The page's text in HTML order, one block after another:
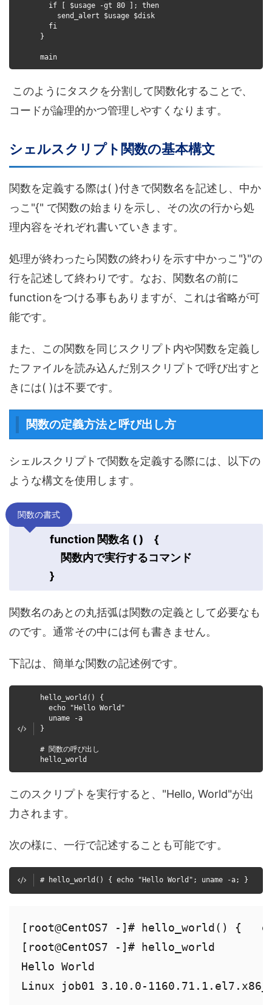
if [ $usage -gt 80 ]; then
send_alert $usage $disk
fi
}
main
このようにタスクを分割して関数化することで、
コードが論理的かつ管理しやすくなります。
シェルスクリプト関数の基本構文
関数を定義する際は( )付きで関数名を記述し、中か
っこ"{" で関数の始まりを示し、その次の行から処
理内容をそれぞれ書いていきます。
処理が終わったら関数の終わりを示す中かっこ"}"の
行を記述して終わりです。なお、関数名の前に
functionをつける事もありますが、これは省略が可
能です。
また、この関数を同じスクリプト内や関数を定義し
たファイルを読み込んだ別スクリプトで呼び出すと
きには( )は不要です。
関数の定義方法と呼び出し方
シェルスクリプトで関数を定義する際には、以下の
ような構文を使用します。
関数の書式
function 関数名 ( ) {
関数内で実行するコマンド
}
関数名のあとの丸括弧は関数の定義として必要なも
のです。通常その中には何も書きません。
下記は、簡単な関数の記述例です。
hello_world() {
echo "Hello World"
uname -a
}
# 関数の呼び出し
hello_world
このスクリプトを実行すると、"Hello, World"が出
力されます。
次の様に、一行で記述することも可能です。
# hello_world() { echo "Hello World"; uname -a; }
[root@CentOS7 -]# hello_world() {
[root@CentOS7 -]# hello_world
Hello World
Linux job01 3.10.0-